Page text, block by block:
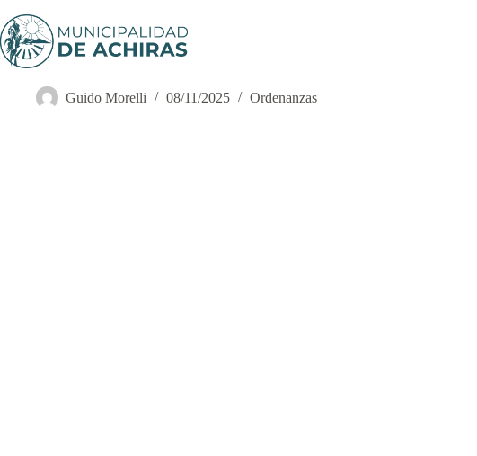
al
contenido
Ordenanza 1463-2024 – Balcones Gastronómicos
Guido Morelli 08/11/2025 Ordenanzas